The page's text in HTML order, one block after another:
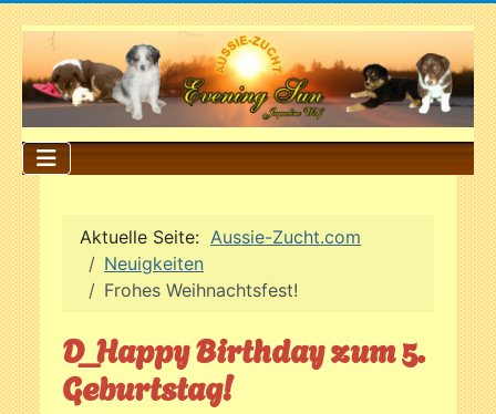
Aktuelle Seite: Aussie-Zucht.com
Neuigkeiten
Frohes Weihnachtsfest!
D_Happy Birthday zum 5.
Geburtstag!